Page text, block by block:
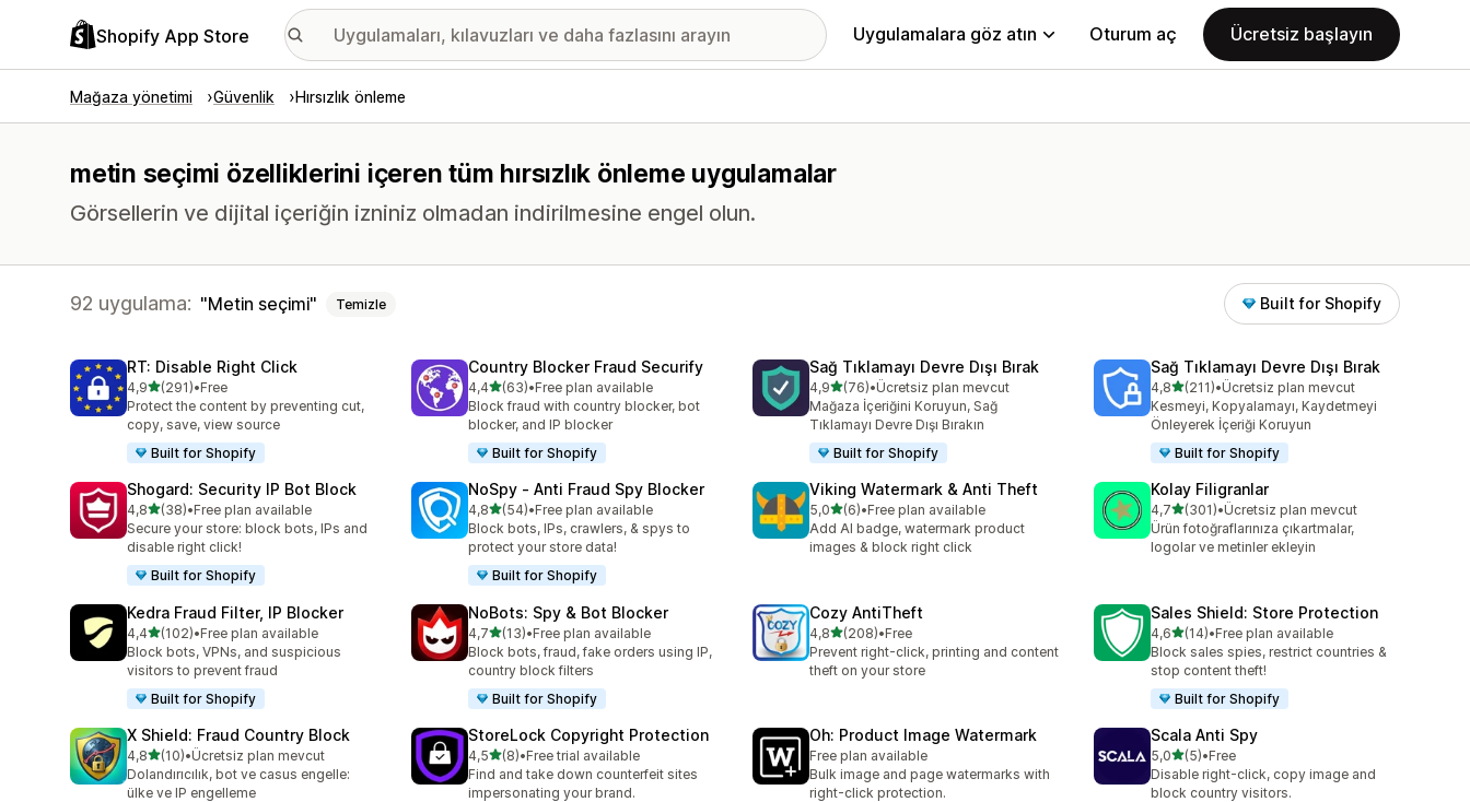
Shopify App Store Uygulamalara göz atın Oturum aç Ücretsiz başlayın
Mağaza yönetimi Güvenlik Hırsızlık önleme
metin seçimi özelliklerini içeren tüm hırsızlık önleme uygulamalar
Görsellerin ve dijital içeriğin izniniz olmadan indirilmesine engel olun.
92 uygulama: Metin seçimi Temizle Built for Shopify
RT: Disable Right Click
4,95 yıldız üzerinden
(291)
toplam 291 değerlendirme
•Free
Protect the content by preventing cut,
copy, save, view source
Built for Shopify
Country Blocker Fraud Securify
4,45 yıldız üzerinden
(63)
toplam 63 değerlendirme
•Free plan available
Block fraud with country blocker, bot
blocker, and IP blocker
Built for Shopify
Sağ Tıklamayı Devre Dışı Bırak
4,95 yıldız üzerinden
(76)
toplam 76 değerlendirme
•Ücretsiz plan mevcut
Mağaza İçeriğini Koruyun, Sağ
Tıklamayı Devre Dışı Bırakın
Built for Shopify
Sağ Tıklamayı Devre Dışı Bırak
4,85 yıldız üzerinden
(211)
toplam 211 değerlendirme
•Ücretsiz plan mevcut
Kesmeyi, Kopyalamayı, Kaydetmeyi
Önleyerek İçeriği Koruyun
Built for Shopify
Shogard: Security IP Bot Block
4,85 yıldız üzerinden
(38)
toplam 38 değerlendirme
•Free plan available
Secure your store: block bots, IPs and
disable right click!
Built for Shopify
NoSpy ‑ Anti Fraud Spy Blocker
4,85 yıldız üzerinden
(54)
toplam 54 değerlendirme
•Free plan available
Block bots, IPs, crawlers, & spys to
protect your store data!
Built for Shopify
Viking Watermark & Anti Theft
5,05 yıldız üzerinden
(6)
toplam 6 değerlendirme
•Free plan available
Add AI badge, watermark product
images & block right click
Kolay Filigranlar
4,75 yıldız üzerinden
(301)
toplam 301 değerlendirme
•Ücretsiz plan mevcut
Ürün fotoğraflarınıza çıkartmalar,
logolar ve metinler ekleyin
Kedra Fraud Filter, IP Blocker
4,45 yıldız üzerinden
(102)
toplam 102 değerlendirme
•Free plan available
Block bots, VPNs, and suspicious
visitors to prevent fraud
Built for Shopify
NoBots: Spy & Bot Blocker
4,75 yıldız üzerinden
(13)
toplam 13 değerlendirme
•Free plan available
Block bots, fraud, fake orders using IP,
country block filters
Built for Shopify
Cozy AntiTheft
4,85 yıldız üzerinden
(208)
toplam 208 değerlendirme
•Free
Prevent right-click, printing and content
theft on your store
Sales Shield: Store Protection
4,65 yıldız üzerinden
(14)
toplam 14 değerlendirme
•Free plan available
Block sales spies, restrict countries &
stop content theft!
Built for Shopify
X Shield: Fraud Country Block
4,85 yıldız üzerinden
(10)
toplam 10 değerlendirme
•Ücretsiz plan mevcut
Dolandırıcılık, bot ve casus engelle:
ülke ve IP engelleme
StoreLock Copyright Protection
4,55 yıldız üzerinden
(8)
toplam 8 değerlendirme
•Free trial available
Find and take down counterfeit sites
impersonating your brand.
Oh: Product Image Watermark
Free plan available
Bulk image and page watermarks with
right-click protection.
Scala Anti Spy
5,05 yıldız üzerinden
(5)
toplam 5 değerlendirme
•Free
Disable right-click, copy image and
block country visitors.